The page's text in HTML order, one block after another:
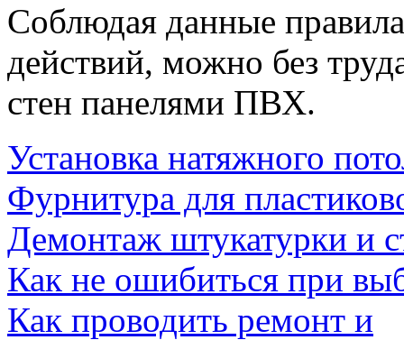
Соблюдая данные
действий, можно без
стен панелями ПВХ.
Установка натяжного
Фурнитура для
Демонтаж штукатурки и
Как не ошибиться при
Как проводить ремонт и